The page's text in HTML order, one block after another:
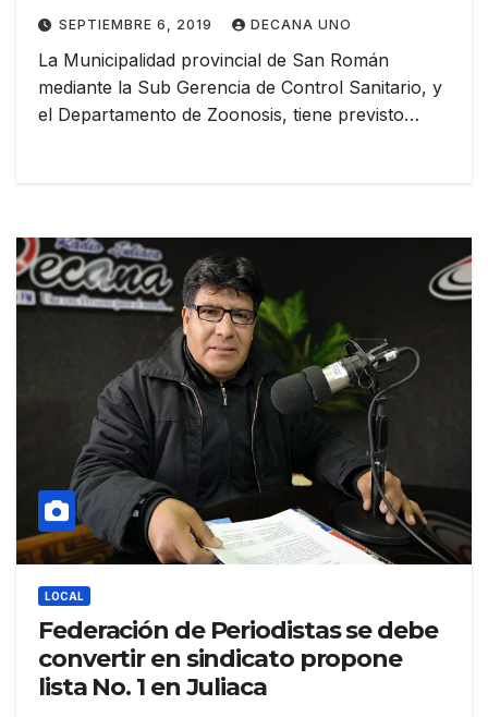
SEPTIEMBRE 6, 2019 DECANA UNO
La Municipalidad provincial de San Román
mediante la Sub Gerencia de Control Sanitario, y
el Departamento de Zoonosis, tiene previsto…
LOCAL
Federación de Periodistas se debe
convertir en sindicato propone
lista No. 1 en Juliaca